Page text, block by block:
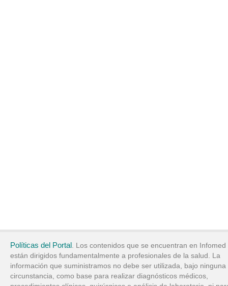
Políticas del Portal. Los contenidos que se encuentran en Infomed
están dirigidos fundamentalmente a profesionales de la salud. La
información que suministramos no debe ser utilizada, bajo ninguna
circunstancia, como base para realizar diagnósticos médicos,